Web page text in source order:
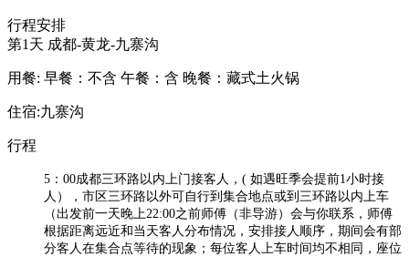
行程安排
第1天 成都-黄龙-九寨沟
用餐: 早餐：不含 午餐：含 晚餐：藏式土火锅
住宿:九寨沟
行程
5：00成都三环路以内上门接客人，( 如遇旺季会提前1小时接
人），市区三环路以外可自行到集合地点或到三环路以内上车
（出发前一天晚上22:00之前师傅（非导游）会与你联系，师傅
根据距离远近和当天客人分布情况，安排接人顺序，期间会有部
分客人在集合点等待的现象；每位客人上车时间均不相同，座位